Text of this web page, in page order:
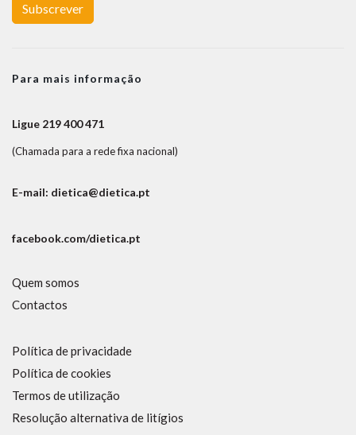
Subscrever
Para mais informação
Ligue 219 400 471
(Chamada para a rede fixa nacional)
E-mail: dietica@dietica.pt
facebook.com/dietica.pt
Quem somos
Contactos
Política de privacidade
Política de cookies
Termos de utilização
Resolução alternativa de litígios